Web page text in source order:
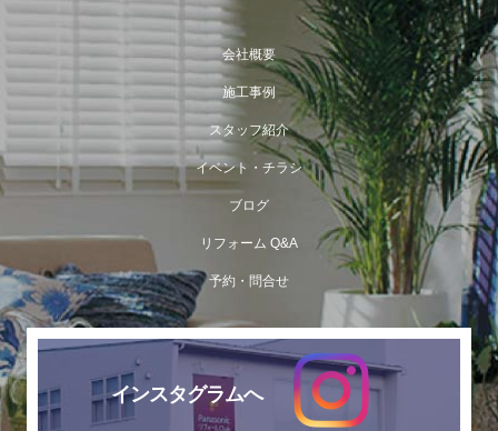
会社概要
施工事例
スタッフ紹介
イベント・チラシ
ブログ
リフォーム Q&A
予約・問合せ
インスタグラムへ